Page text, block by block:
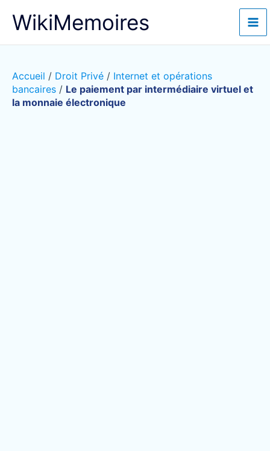
WikiMemoires
Accueil / Droit Privé / Internet et opérations
bancaires / Le paiement par intermédiaire virtuel et
la monnaie électronique